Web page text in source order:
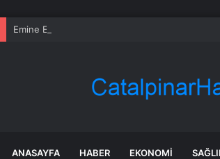
Emine Erdoğan himayesinde Dakar’da Türk
ANASAYFA HABER EKONOMI